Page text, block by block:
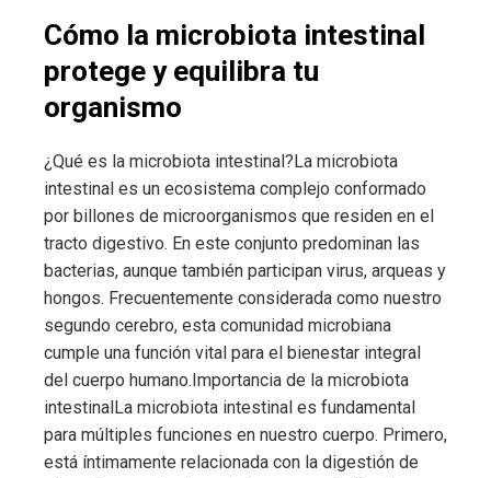
Cómo la microbiota intestinal
protege y equilibra tu
organismo
¿Qué es la microbiota intestinal?La microbiota
intestinal es un ecosistema complejo conformado
por billones de microorganismos que residen en el
tracto digestivo. En este conjunto predominan las
bacterias, aunque también participan virus, arqueas y
hongos. Frecuentemente considerada como nuestro
segundo cerebro, esta comunidad microbiana
cumple una función vital para el bienestar integral
del cuerpo humano.Importancia de la microbiota
intestinalLa microbiota intestinal es fundamental
para múltiples funciones en nuestro cuerpo. Primero,
está íntimamente relacionada con la digestión de